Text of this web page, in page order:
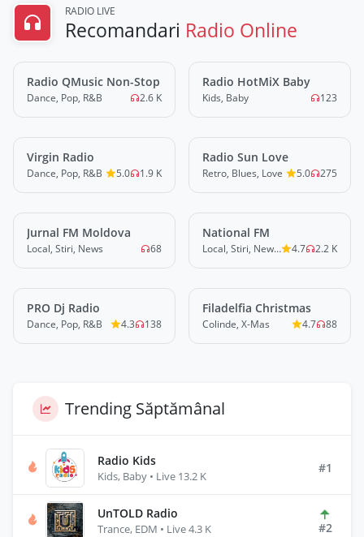
RADIO LIVE
Recomandari Radio Online
LIVE
Radio QMusic Non-Stop
Dance, Pop, R&B 2.6 K
LIVE
Radio HotMiX Baby
Kids, Baby 123
LIVE
Virgin Radio
Dance, Pop, R&B 5.0 1.9 K
LIVE
Radio Sun Love
Retro, Blues, Love 5.0 275
LIVE
Jurnal FM Moldova
Local, Stiri, News 68
LIVE
National FM
Local, Stiri, News, Misc 4.7 2.2 K
LIVE
PRO Dj Radio
Dance, Pop, R&B 4.3 138
LIVE
Filadelfia Christmas
Colinde, X-Mas 4.7 88
Trending Săptămânal
Radio Kids
Kids, Baby • Live 13.2 K
#1
UnTOLD Radio
Trance, EDM • Live 4.3 K #2